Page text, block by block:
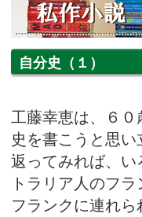
自分史（１）
工藤幸恵は、６
史を書こうと思い
返ってみれば、い
トラリア人のフ
フランクに連れら